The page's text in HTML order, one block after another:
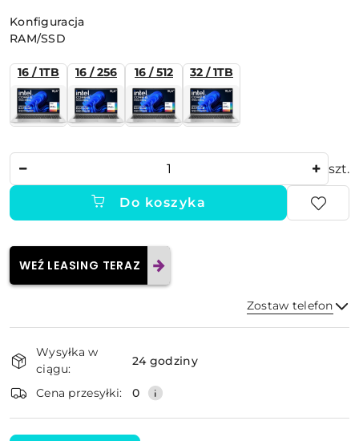
Wariant
Konfiguracja
RAM/SSD
16 / 1TB 16 / 256 16 / 512 32 / 1TB
szt.
Do koszyka
WEŹ LEASING TERAZ
Zostaw telefon
i
dostawa
Wysyłka w
ciągu:
24 godziny
Cena przesyłki: 0